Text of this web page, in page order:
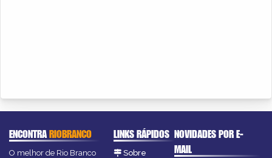
ENCONTRARIOBRANCO
O melhor de Rio Branco
LINKS RÁPIDOS
Sobre
NOVIDADES POR E-
MAIL